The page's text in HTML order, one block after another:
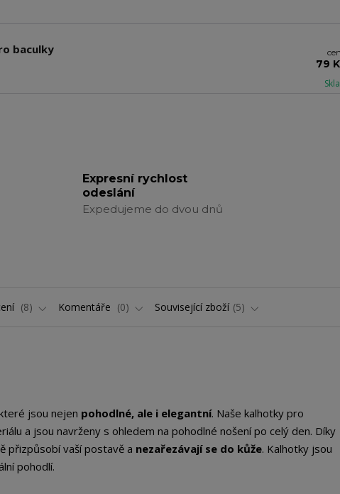
baculky
79
Expresní rychlost
odeslání
Expedujeme do dvou dnů
8 Komentáře 0 Související zboží 5
jsou nejen pohodlné, ale i elegantní. Naše kalhotky pro
a jsou navrženy s ohledem na pohodlné nošení po celý den. Díky
přizpůsobí vaší postavě a nezařezávají se do kůže. Kalhotky jsou
pohodlí.